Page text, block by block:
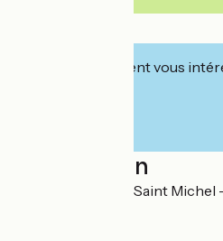
Cet établissement vous
Localisation
EURL Saint Paul - Saint